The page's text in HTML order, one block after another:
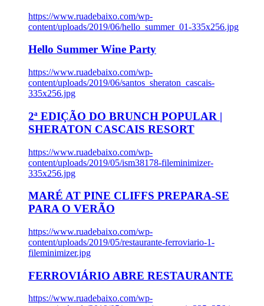
https://www.ruadebaixo.com/wp-
content/uploads/2019/06/hello_summer_01-335x256.jpg
Hello Summer Wine Party
https://www.ruadebaixo.com/wp-
content/uploads/2019/06/santos_sheraton_cascais-
335x256.jpg
2ª EDIÇÃO DO BRUNCH POPULAR |
SHERATON CASCAIS RESORT
https://www.ruadebaixo.com/wp-
content/uploads/2019/05/ism38178-fileminimizer-
335x256.jpg
MARÉ AT PINE CLIFFS PREPARA-SE
PARA O VERÃO
https://www.ruadebaixo.com/wp-
content/uploads/2019/05/restaurante-ferroviario-1-
fileminimizer.jpg
FERROVIÁRIO ABRE RESTAURANTE
https://www.ruadebaixo.com/wp-